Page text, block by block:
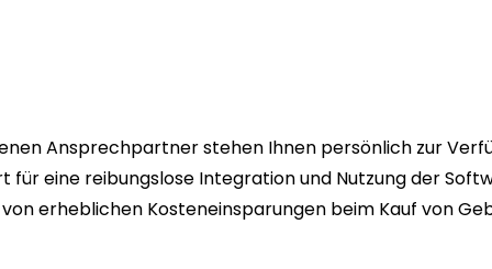
Ansprechpartner stehen Ihnen persönlich zur
für eine reibungslose Integration und Nutzung der
erheblichen Kosteneinsparungen beim Kauf von